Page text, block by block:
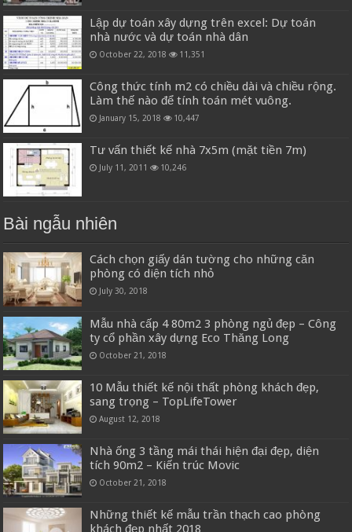
Lập dự toán xây dựng trên excel: Dự toán
nhà nước và dự toán nhà dân
October 22, 2018 11,351
Công thức tính m2 có chiều dài và chiều rộng.
Làm thế nào để tính toán mét vuông.
January 15, 2018 10,447
Tư vấn thiết kế nhà 7x5m (mặt tiền 7m)
July 11, 2011 10,246
Bài ngẫu nhiên
Cách chọn giấy dán tường cho những căn
phòng có diện tích nhỏ
July 30, 2018
Mẫu nhà cấp 4 80m2 3 phòng ngủ đẹp – Công
ty cổ phần xây dựng Eco Thăng Long
October 21, 2018
10 Mẫu thiết kế nội thất phòng khách đẹp,
sang trọng – TopLifeTower
August 12, 2018
Nhà ống 3 tầng mái thái hiện đại đẹp, diện
tích 90m2 – Kiến trúc Movic
October 21, 2018
Những thiết kế mẫu trần thạch cao phòng
khách đẹp nhất 2018